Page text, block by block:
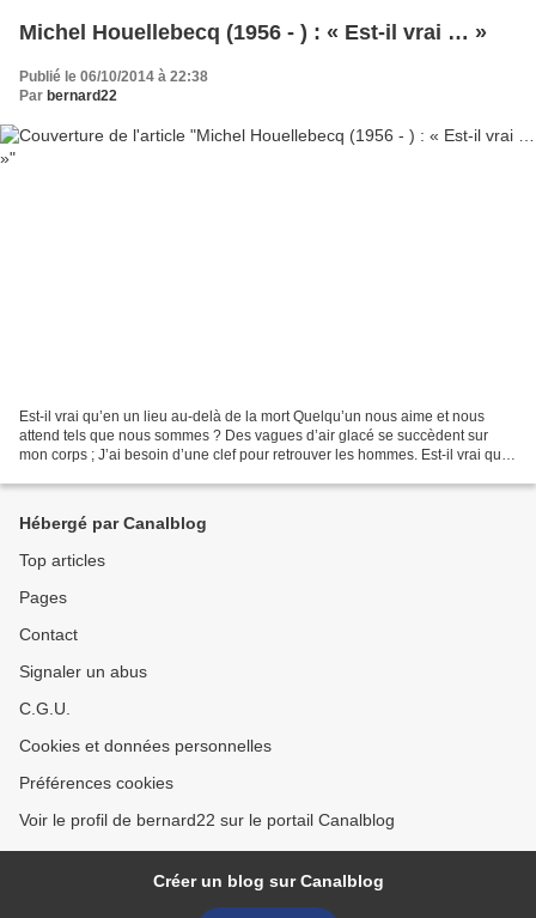
Michel Houellebecq (1956 - ) : « Est-il vrai … »
Publié le 06/10/2014 à 22:38
Par bernard22
Est-il vrai qu’en un lieu au-delà de la mort Quelqu’un nous aime et nous
attend tels que nous sommes ? Des vagues d’air glacé se succèdent sur
mon corps ; J’ai besoin d’une clef pour retrouver les hommes. Est-il vrai que
Hébergé par Canalblog
Top articles
Pages
Contact
Signaler un abus
C.G.U.
Cookies et données personnelles
Préférences cookies
Voir le profil de bernard22 sur le portail Canalblog
Créer un blog sur Canalblog